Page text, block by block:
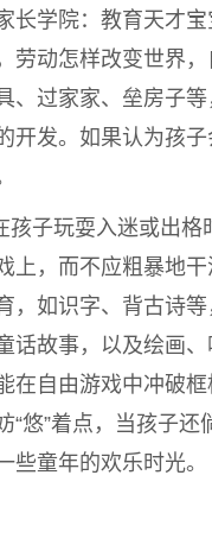
长学院：教育天才宝
劳动怎样改变世界
、过家家、垒房子
开发。如果认为孩
玩耍入迷或出格
上，而不应粗暴地
，如识字、背古诗
话故事，以及绘画
在自由游戏中冲破
“悠”着点，当孩子
些童年的欢乐时光。